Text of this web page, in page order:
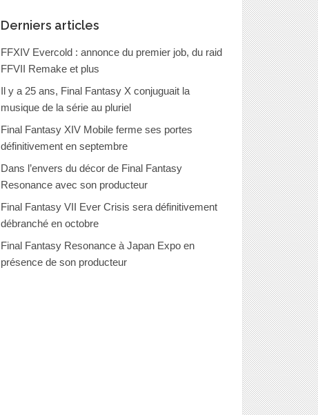
Derniers articles
FFXIV Evercold : annonce du premier job, du raid
FFVII Remake et plus
Il y a 25 ans, Final Fantasy X conjuguait la
musique de la série au pluriel
Final Fantasy XIV Mobile ferme ses portes
définitivement en septembre
Dans l’envers du décor de Final Fantasy
Resonance avec son producteur
Final Fantasy VII Ever Crisis sera définitivement
débranché en octobre
Final Fantasy Resonance à Japan Expo en
présence de son producteur